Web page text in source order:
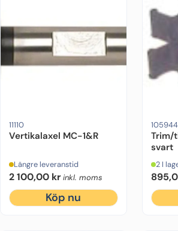
11110
Vertikalaxel MC-1&R
Längre leveranstid
2 100,00 kr inkl. moms
Köp nu
Trim/
svart
2 I